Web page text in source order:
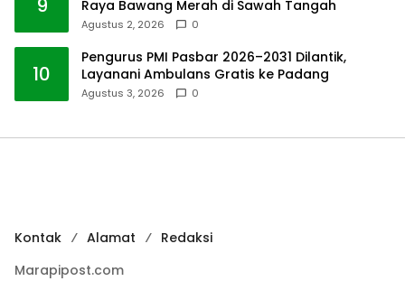
9
Raya Bawang Merah di Sawah Tangah
Agustus 2, 2026 0
10
Pengurus PMI Pasbar 2026–2031 Dilantik,
Layanani Ambulans Gratis ke Padang
Agustus 3, 2026 0
Kontak Alamat
Redaksi
Marapipost.com